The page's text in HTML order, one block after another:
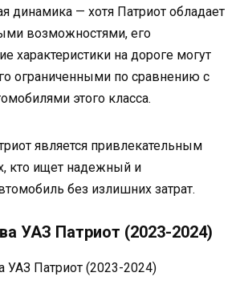
динамика — хотя Патриот обладает
возможностями, его
характеристики на дороге могут
ограниченными по сравнению с
этого класса.
является привлекательным
кто ищет надежный и
без излишних затрат.
УАЗ Патриот (2023-2024)